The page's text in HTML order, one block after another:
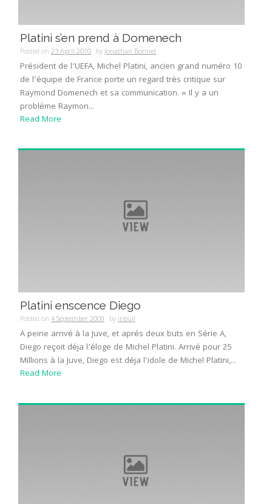
Platini s’en prend à Domenech
Posted on 23 April 2010 byJonathan Bonnet
Président de l’UEFA, Michel Platini, ancien grand numéro 10
de l’équipe de France porte un regard très critique sur
Raymond Domenech et sa communication. « Il y a un
problème Raymon...
Read More
Platini enscence Diego
Posted on 4 September 2009 byinbull
A peine arrivé à la Juve, et aprés deux buts en Série A,
Diego reçoit déja l’éloge de Michel Platini. Arrivé pour 25
Millions à la Juve, Diego est déja l’idole de Michel Platini,...
Read More